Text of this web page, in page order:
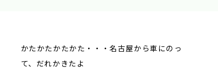
かたかたかたかた・・・名古屋から車にのっ
て、だれかきたよ